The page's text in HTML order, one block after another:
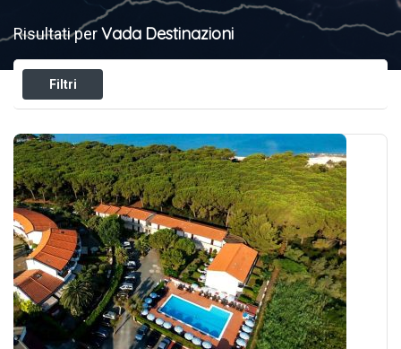
Risultati perVada Destinazioni
Filtri